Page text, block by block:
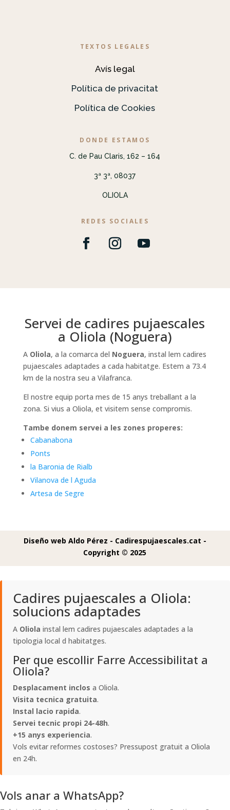
TEXTOS LEGALES
Avís legal
Política de privacitat
Política de Cookies
DONDE ESTAMOS
C. de Pau Claris, 162 – 164
3ª 3ª, 08037
OLIOLA
REDES SOCIALES
Servei de cadires pujaescales
a Oliola (Noguera)
A Oliola, a la comarca del Noguera, instal lem cadires
pujaescales adaptades a cada habitatge. Estem a 73.4
km de la nostra seu a Vilafranca.
El nostre equip porta mes de 15 anys treballant a la
zona. Si vius a Oliola, et visitem sense compromis.
Tambe donem servei a les zones properes:
Cabanabona
Ponts
la Baronia de Rialb
Vilanova de l Aguda
Artesa de Segre
Diseño web Aldo Pérez - Cadirespujaescales.cat -
Copyright © 2025
Cadires pujaescales a Oliola:
solucions adaptades
A Oliola instal lem cadires pujaescales adaptades a la
tipologia local d habitatges.
Per que escollir Farre Accessibilitat a
Oliola?
Desplacament inclos a Oliola.
Visita tecnica gratuita.
Instal lacio rapida.
Servei tecnic propi 24-48h.
+15 anys experiencia.
Vols evitar reformes costoses? Pressupost gratuit a Oliola
en 24h.
Vols anar a WhatsApp?